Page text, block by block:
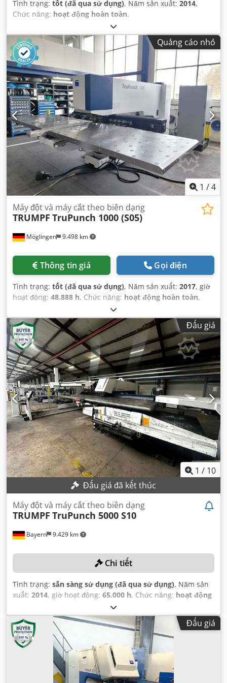
Tình trạng: tốt (đã qua sử dụng), Năm sản xuất: 2014,
Chức năng: hoạt động hoàn toàn,
Quảng cáo nhỏ
1 /4
Möglingen 9.498 km
Máy đột và máy cắt theo biên dạng
TRUMPF TruPunch 1000 (S05)
Thông tin giá Gọi điện
Tình trạng: tốt (đã qua sử dụng), Năm sản xuất: 2017, giờ
hoạt động: 48.888 h, Chức năng: hoạt động hoàn toàn,
Đấu giá
1 / 10
Đấu giá đã kết thúc
Bayern 9.429 km
Máy đột và máy cắt theo biên dạng
TRUMPF TruPunch 5000 S10
Chi tiết
Tình trạng: sẵn sàng sử dụng (đã qua sử dụng), Năm sản
xuất: 2014, giờ hoạt động: 65.000 h, Chức năng: hoạt động
, độ dày tấm (tối đa):
cách di chuyển trục X:3.050 mm, khoảng cách di chuyển
trục Y:
1.550 mm , trọng lượng phôi (tối đa): 200 kg Đấu giá